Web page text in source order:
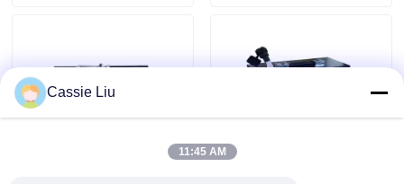
Lithium électrique Ion Battery de chariot élévateur
Batterie de chariot élévateur au lithium-ion de 48 volts
Cassie Liu
11:45 AM